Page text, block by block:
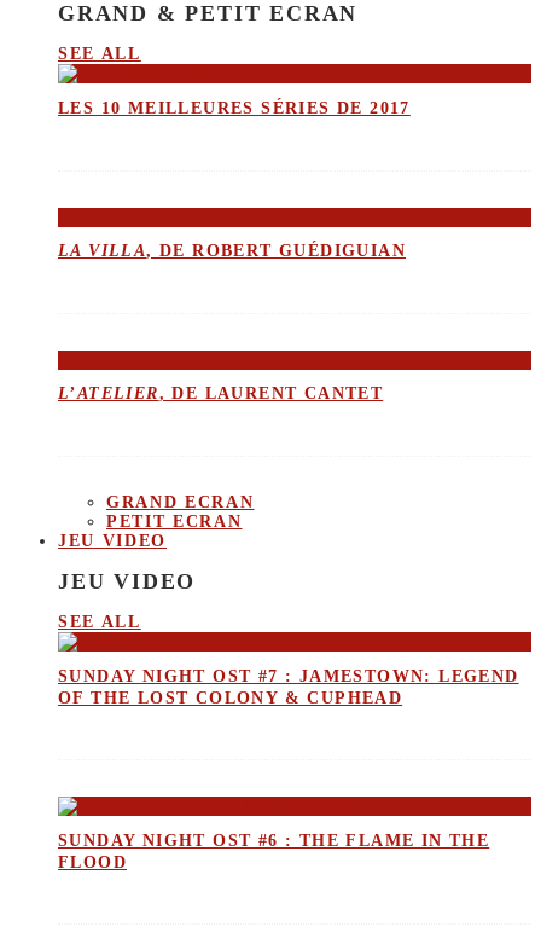
GRAND & PETIT ECRAN
SEE ALL
LES 10 MEILLEURES SÉRIES DE 2017
LA VILLA, DE ROBERT GUÉDIGUIAN
L’ATELIER, DE LAURENT CANTET
GRAND ECRAN
PETIT ECRAN
JEU VIDEO
JEU VIDEO
SEE ALL
SUNDAY NIGHT OST #7 : JAMESTOWN: LEGEND
OF THE LOST COLONY & CUPHEAD
SUNDAY NIGHT OST #6 : THE FLAME IN THE
FLOOD